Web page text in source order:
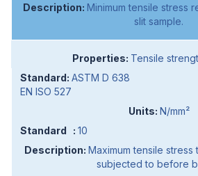
Minimum tensile stress
slit sample.
Tensile
ASTM D 638
EN ISO 527
N/mm²
10
Maximum tensile stress
subjected to before